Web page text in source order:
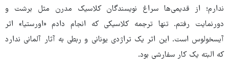
ندارم؛ از قدیمی‌ها سراغ نویسندگان کلاسیک مدرن مثل برشت و
دورنمایت رفتم. تنها ترجمه کلاسیکی که انجام دادم «اورستیا» اثر
آیسخولوس است. این اثر یک تراژدی یونانی و ربطی به آثار آلمانی ندارد
که البته یک کار سفارشی بود.